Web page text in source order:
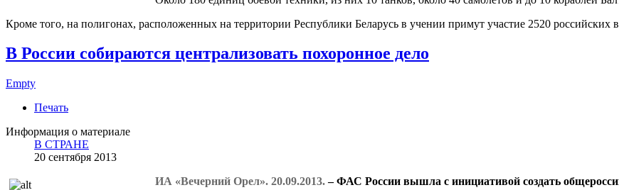
Кроме того, на полигонах, расположенных на территории Республики Беларусь в учении примут участие 2520 российских
В России собираются централизовать похоронное дело
Empty
Печать
Информация о материале
В СТРАНЕ
20 сентября 2013
ИА «Вечерний Орел». 20.09.2013.– ФАС России вышла с инициативой создать